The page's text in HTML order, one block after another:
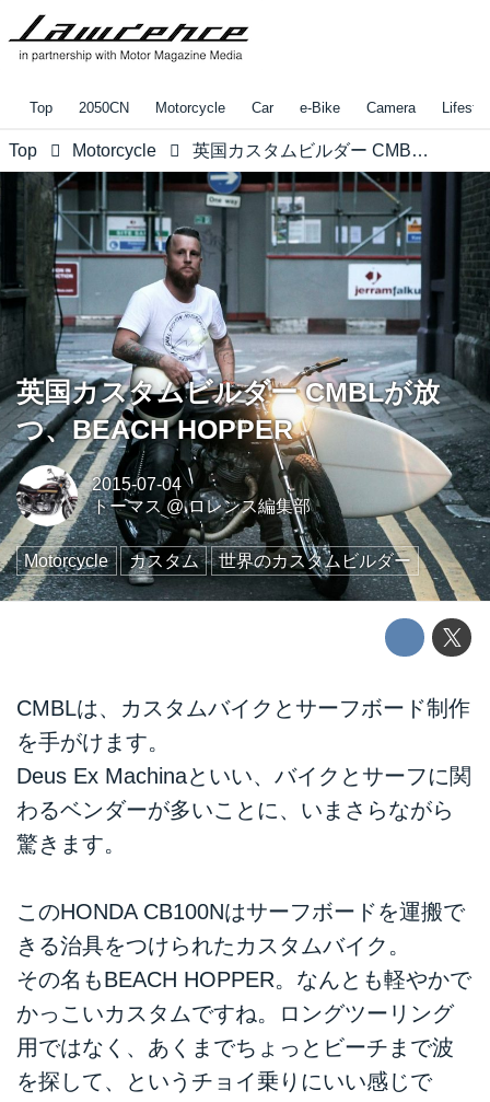
Top 2050CN Motorcycle Car e-Bike Camera
Top Motorcycle 英国カスタムビルダー CMBLが放つ、BEACH HOPPER
英国カスタムビルダー CMBLが放
つ、BEACH HOPPER
2015-07-04
トーマス@ロレンス編集部
Motorcycle カスタム 世界のカスタムビルダー
CMBLは、カスタムバイクとサーフボード制作
を手がけます。
Deus Ex Machinaといい、バイクとサーフに関
わるベンダーが多いことに、いまさらながら
驚きます。
このHONDA CB100Nはサーフボードを運搬で
きる治具をつけられたカスタムバイク。
その名もBEACH HOPPER。なんとも軽やかで
かっこいカスタムですね。ロングツーリング
用ではなく、あくまでちょっとビーチまで波
を探して、というチョイ乗りにいい感じで